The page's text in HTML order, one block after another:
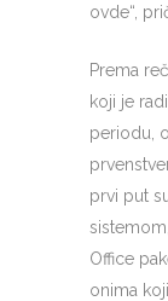
ovde“,
Prema
koji je
periodu,
prvi put
Office
onima